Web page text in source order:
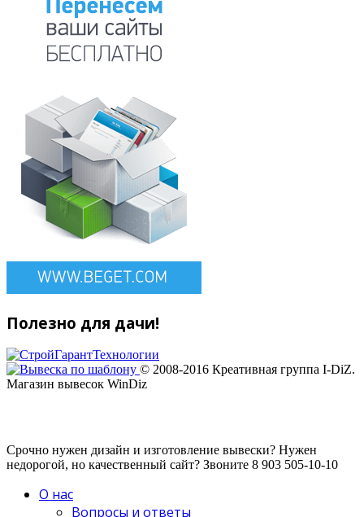
Полезно для дачи!
© 2008-2016 Креативная группа I-DiZ.
Магазин вывесок WinDiz
Срочно нужен дизайн и изготовление вывески? Нужен
недорогой, но качественный сайт? Звоните 8 903 505-10-10
О нас
Вопросы и ответы